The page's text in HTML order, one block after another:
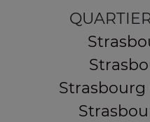
Strasbourg